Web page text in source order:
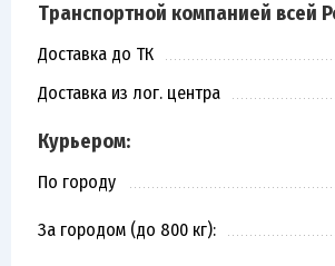
Транспортной компанией всей
Доставка до ТК
Доставка из лог. центра
Курьером:
По городу
За городом (до 800 кг):